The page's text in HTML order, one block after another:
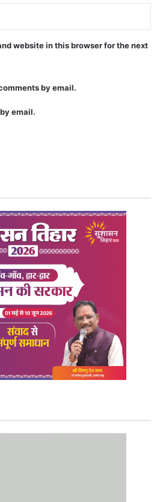
website in this browser for the next
by email.
email.